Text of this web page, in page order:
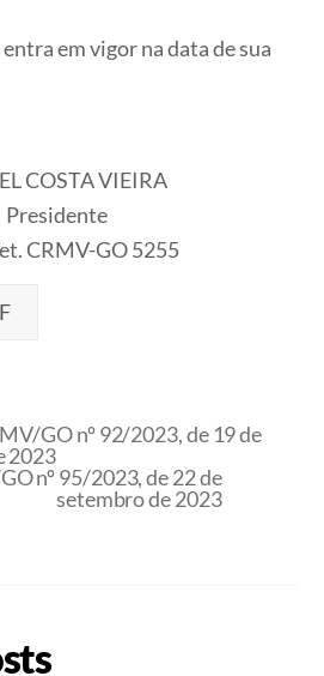
em vigor na data de sua
COSTA VIEIRA
Presidente
CRMV-GO 5255
GO nº 92/2023, de 19 de
2023
nº 95/2023, de 22 de
setembro de 2023